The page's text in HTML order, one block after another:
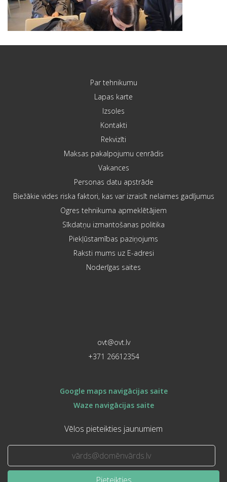
Par tehnikumu
Lapas karte
Izsoles
Kontakti
Rekvizīti
Maksas pakalpojumu cenrādis
Vakances
Personas datu apstrāde
Biežākie vides riska faktori, kas var izraisīt nelaimes gadījumus
Ogres tehnikuma apmeklētājiem
Sīkdatņu izmantošanas politika
Piekļūstamības paziņojums
Raksti mums uz E-adresi
Noderīgas saites
ovt@ovt.lv
+371 26612354
Google maps navigācijas saite
Waze navigācijas saite
Vēlos pieteikties jaunumiem